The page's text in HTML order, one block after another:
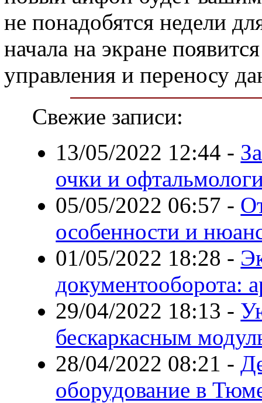
не понадобятся недели
начала на экране
управления и переносу
Свежие записи:
13/05/2022 12:44 -
очки и
05/05/2022 06:57 -
особенности и
01/05/2022 18:28 -
документооборота:
29/04/2022 18:13 -
бескаркасным
28/04/2022 08:21 -
оборудование в